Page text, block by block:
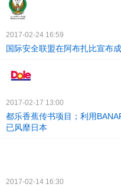
2017-02-24 16:59
国际安全联盟在阿布扎比宣布
2017-02-17 13:00
都乐香蕉传书项目；利用
已风靡日本
2017-02-14 16:30